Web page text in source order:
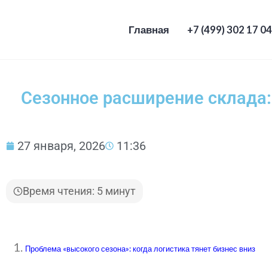
ТРАНСЛОГИСТИКА —
Главная +7 (499) 302 17 04
Сезонное расширение
27 января, 2026 11:36
Время чтения: 5 минут
Проблема «высокого сезона»: когда логистика тянет бизнес вниз